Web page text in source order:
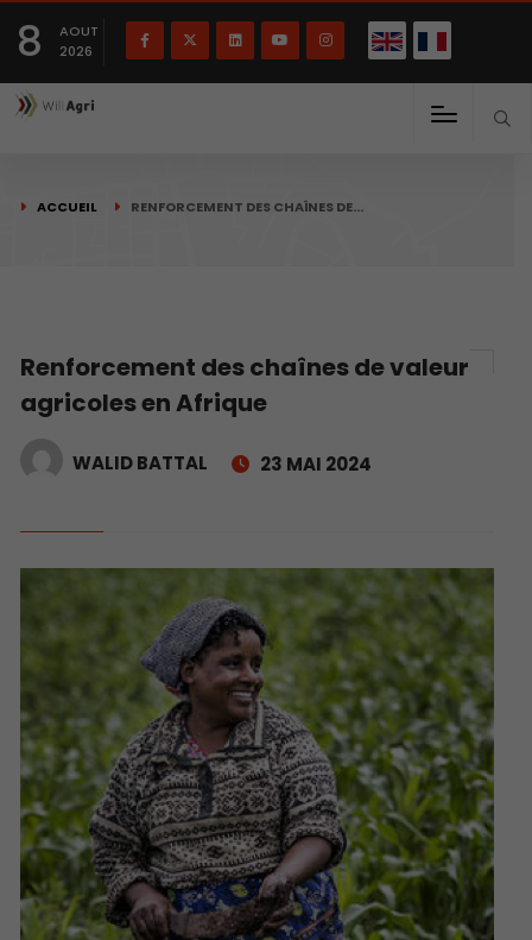
8
AOUT
2026
ACCUEIL RENFORCEMENT DES CHAÎNES DE…
Renforcement des chaînes de valeur
agricoles en Afrique
WALID BATTAL 23 MAI 2024
Français English(English)